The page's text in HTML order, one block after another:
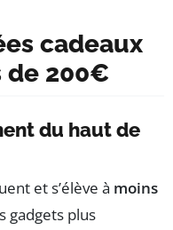
cadeaux
de 200€
du haut de
et s’élève à moins
gadgets plus